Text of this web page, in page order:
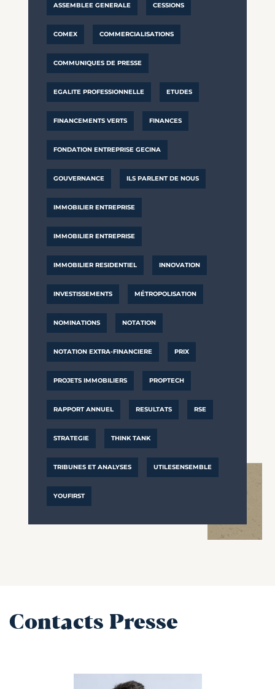
ASSEMBLEE GENERALE CESSIONS
COMEX COMMERCIALISATIONS
COMMUNIQUES DE PRESSE
EGALITE PROFESSIONNELLE ETUDES
FINANCEMENTS VERTS FINANCES
FONDATION ENTREPRISE GECINA
GOUVERNANCE ILS PARLENT DE NOUS
IMMOBILIER ENTREPRISE
IMMOBILIER ENTREPRISE
IMMOBILIER RESIDENTIEL INNOVATION
INVESTISSEMENTS MÉTROPOLISATION
NOMINATIONS NOTATION
NOTATION EXTRA-FINANCIERE PRIX
PROJETS IMMOBILIERS PROPTECH
RAPPORT ANNUEL RESULTATS RSE
STRATEGIE THINK TANK
TRIBUNES ET ANALYSES UTILESENSEMBLE
YOUFIRST
Contacts Presse